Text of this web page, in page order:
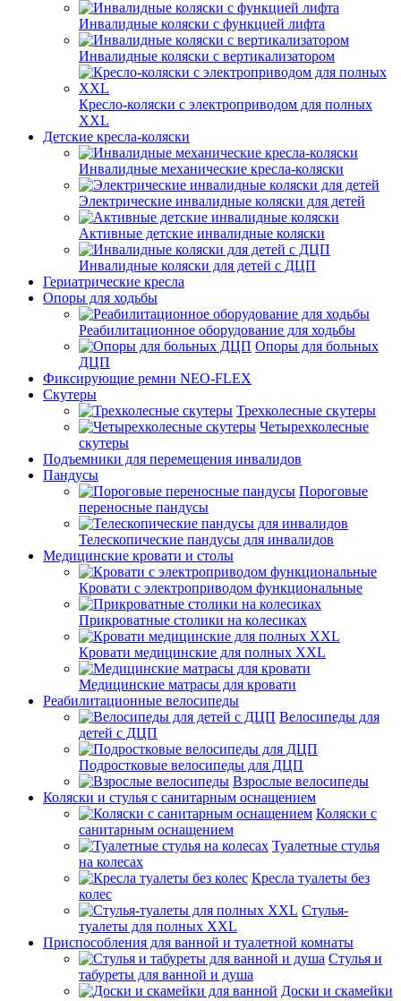
Инвалидные коляски с функцией лифта
Инвалидные коляски с вертикализатором
Кресло-коляски с электроприводом для полных
XXL
Детские кресла-коляски
Инвалидные механические кресла-коляски
Электрические инвалидные коляски для детей
Активные детские инвалидные коляски
Инвалидные коляски для детей с ДЦП
Гериатрические кресла
Опоры для ходьбы
Реабилитационное оборудование для ходьбы
Опоры для больных
ДЦП
Фиксирующие ремни NEO-FLEX
Скутеры
Трехколесные скутеры
Четырехколесные
скутеры
Подъемники для перемещения инвалидов
Пандусы
Пороговые
переносные пандусы
Телескопические пандусы для инвалидов
Медицинские кровати и столы
Кровати с электроприводом функциональные
Прикроватные столики на колесиках
Кровати медицинские для полных XXL
Медицинские матрасы для кровати
Реабилитационные велосипеды
Велосипеды для
детей с ДЦП
Подростковые велосипеды для ДЦП
Взрослые велосипеды
Коляски и стулья с санитарным оснащением
Коляски с
санитарным оснащением
Туалетные стулья
на колесах
Кресла туалеты без
колес
Стулья-
туалеты для полных XXL
Приспособления для ванной и туалетной комнаты
Стулья и
табуреты для ванной и душа
Доски и скамейки